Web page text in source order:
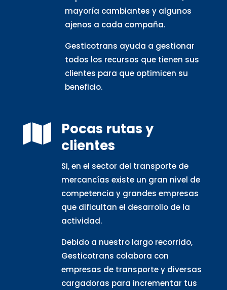
mayoría cambiantes y algunos
ajenos a cada compaña.
Gesticotrans ayuda a gestionar
todos los recursos que tienen sus
clientes para que optimicen su
beneficio.

Pocas rutas y
clientes
Si, en el sector del transporte de
mercancías existe un gran nivel de
competencia y grandes empresas
que dificultan el desarrollo de la
actividad.
Debido a nuestro largo recorrido,
Gesticotrans colabora con
empresas de transporte y diversas
cargadoras para incrementar tus